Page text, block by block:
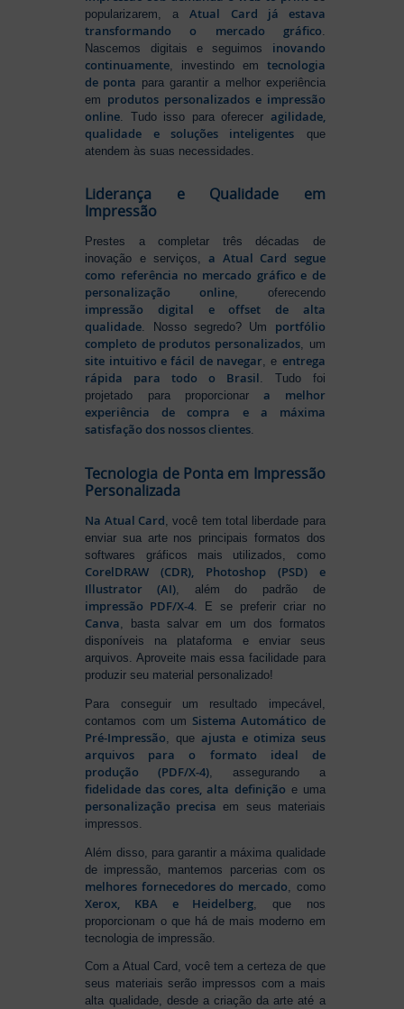
popularizarem, aAtual Card já estava
transformando o mercado gráfico
Nascemos digitais e seguimos inovando
continuamente , investindo em tecnologia
de ponta para garantir a melhor experiência
em produtos personalizados e impressão
online . Tudo isso para oferecer agilidade,
qualidade e soluções inteligentes que
atendem às suas necessidades.
Liderança e Qualidade em
Impressão
Prestes a completar três décadas de
inovação e serviços,a Atual Card segue
como referência no mercado gráfico e de
personalização online, oferecendo
impressão digital e offset de alta
qualidade. Nosso segredo? Um portfólio
completo de produtos personalizados, um
site intuitivo e fácil de navegar, e entrega
rápida para todo o Brasil. Tudo foi
projetado para proporcionara melhor
experiência de compra e a máxima
satisfação dos nossos clientes.
Tecnologia de Ponta em Impressão
Personalizada
Na Atual Card , você tem total liberdade para
enviar sua arte nos principais formatos dos
softwares gráficos mais utilizados, como
CorelDRAW (CDR), Photoshop (PSD) e
Illustrator (AI) , além do padrão de
impressão PDF/X-4 . E se preferir criar no
Canva , basta salvar em um dos formatos
disponíveis na plataforma e enviar seus
arquivos. Aproveite mais essa facilidade para
produzir seu material personalizado!
Para conseguir um resultado impecável,
contamos com um Sistema Automático de
Pré-Impressão , queajusta e otimiza seus
arquivos para o formato ideal de
produção (PDF/X-4) , assegurando a
fidelidade das cores, alta definição e uma
personalização precisa em seus materiais
impressos.
Além disso, para garantir a máxima qualidade
de impressão, mantemos parcerias com os
melhores fornecedores do mercado , como
Xerox, KBA e Heidelberg , que nos
proporcionam o que há de mais moderno em
tecnologia de impressão.
Com a Atual Card, você tem a certeza de que
seus materiais serão impressos com a mais
alta qualidade, desde a criação da arte até a